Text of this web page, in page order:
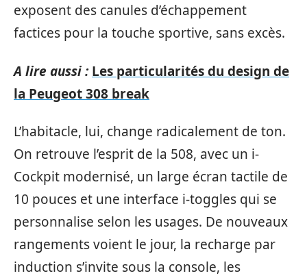
exposent des canules d’échappement
factices pour la touche sportive, sans excès.
A lire aussi : Les particularités du design de
la Peugeot 308 break
L’habitacle, lui, change radicalement de ton.
On retrouve l’esprit de la 508, avec un i-
Cockpit modernisé, un large écran tactile de
10 pouces et une interface i-toggles qui se
personnalise selon les usages. De nouveaux
rangements voient le jour, la recharge par
induction s’invite sous la console, les